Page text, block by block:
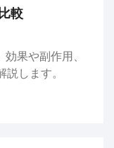
較
果や副作用、
します。